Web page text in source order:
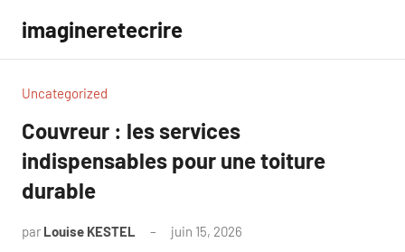
contenu
imagineretecrire
Uncategorized
Couvreur : les services
indispensables pour une toiture
durable
par Louise KESTEL juin 15, 2026